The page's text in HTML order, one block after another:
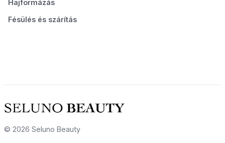
Hajformázás
Fésülés és szárítás
© 2026 Seluno Beauty